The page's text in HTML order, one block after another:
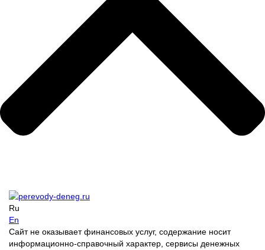
Ru
En
Сайт не оказывает финансовых услуг, содержание носит
информационно-справочный характер, сервисы денежных